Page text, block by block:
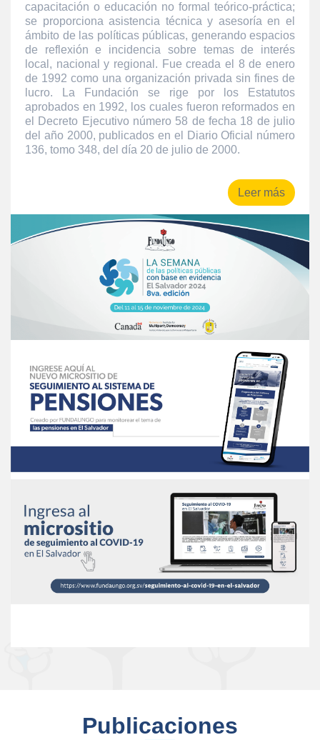
capacitación o educación no formal teórico-práctica;
se proporciona asistencia técnica y asesoría en el
ámbito de las políticas públicas, generando espacios
de reflexión e incidencia sobre temas de interés
local, nacional y regional. Fue creada el 8 de enero
de 1992 como una organización privada sin fines de
lucro. La Fundación se rige por los Estatutos
aprobados en 1992, los cuales fueron reformados en
el Decreto Ejecutivo número 58 de fecha 18 de julio
del año 2000, publicados en el Diario Oficial número
136, tomo 348, del día 20 de julio de 2000.
Leer más
Publicaciones